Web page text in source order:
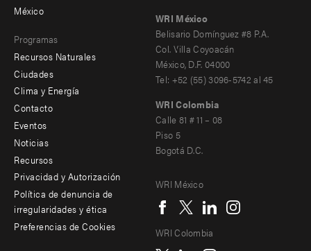
-
México
Programas
Recursos Naturales
Ciudades
Clima y Energía
Footer
menu
-
Additional
Contacto
Eventos
Noticias
Recursos
Privacidad y Autorización
Política de denuncia de
irregularidades y ética
Preferencias de Cookies
WRI México
Belisario Domínguez #8 P.A.
Col. Villa Coyoacán
México, D.F. 04000
Tel: +52 (55) 3096-5742 al 45
WRI Colombia
Calle 81 # 11 – 08
Piso 5
Bogotá D.C.
Social
menu
WRI México
WRI Colombia